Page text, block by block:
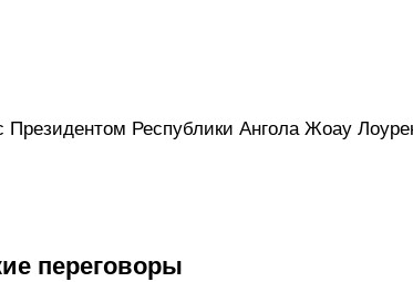
Республики Ангола Жоау
переговоры